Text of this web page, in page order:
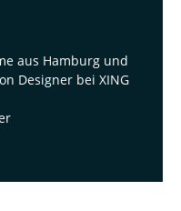
aus Hamburg und
Designer bei XING